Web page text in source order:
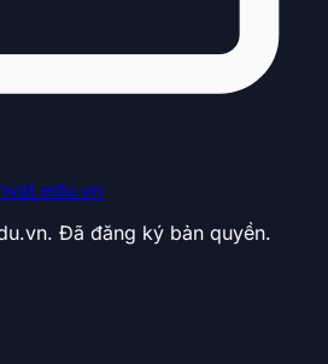
Đã đăng ký bản quyền.